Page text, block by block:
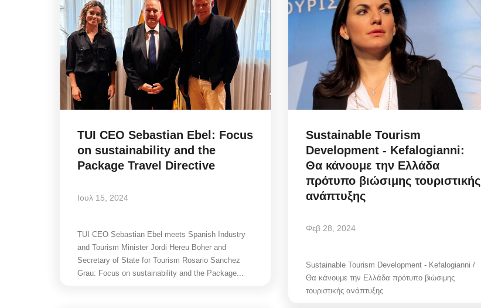
TUI CEO Sebastian Ebel: Focus
on sustainability and the
Package Travel Directive
Ιουλ 15, 2024
TUI CEO Sebastian Ebel meets Spanish Industry
and Tourism Minister Jordi Hereu Boher and
Secretary of State for Tourism Rosario Sanchez
Grau: Focus on sustainability and the Package...
Sustainable Tourism
Development - Kefalogianni:
Θα κάνουμε την Ελλάδα
πρότυπο βιώσιμης τουριστικής
ανάπτυξης
Φεβ 28, 2024
Sustainable Tourism Development - Kefalogianni /
Θα κάνουμε την Ελλάδα πρότυπο βιώσιμης
τουριστικής ανάπτυξης
Mykonos News